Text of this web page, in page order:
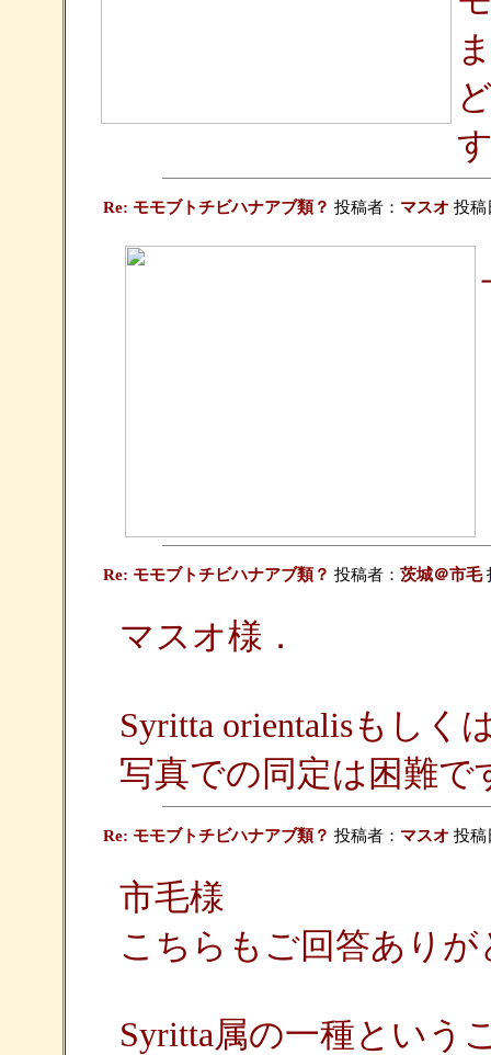
Re: モモブトチビハナアブ類？ 投稿者： マスオ 投稿
Re: モモブトチビハナアブ類？ 投稿者： 茨城＠市毛
マスオ様．
Syritta orientalisもしく
写真での同定は困難で
Re: モモブトチビハナアブ類？ 投稿者： マスオ 投稿
市毛様
こちらもご回答あり
Syritta属の一種という